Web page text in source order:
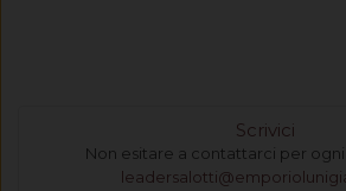
Scrivici
Non esitare a contattarci per